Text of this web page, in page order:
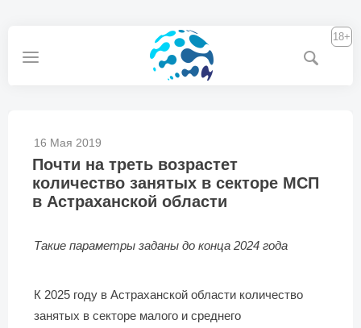
18+
16 Мая 2019
Почти на треть возрастет
количество занятых в секторе МСП
в Астраханской области
Такие параметры заданы до конца 2024 года
К 2025 году в Астраханской области количество
занятых в секторе малого и среднего